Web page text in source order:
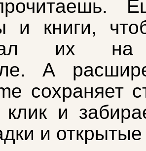
и книги,
их на
А
сохраняет
клик и
и